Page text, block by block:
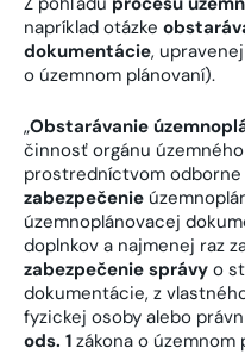
napríklad otázke
dokumentácie,
o územnom plánovaní).
„Obstarávanie
činnosť orgánu
prostredníctvom odborne
zabezpečenie
územnoplánovacej
doplnkov a najmenej raz
zabezpečenie správy o
dokumentácie, z
fyzickej osoby alebo
ods. 1 zákona o územnom